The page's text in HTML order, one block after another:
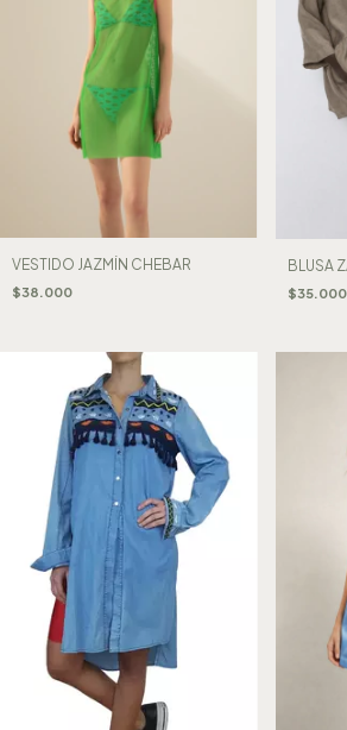
VESTIDO JAZMÍN CHEBAR
$38.000
BLUSA
$35.000